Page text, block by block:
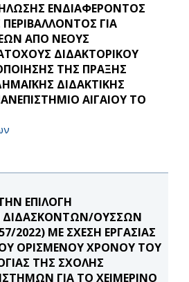
ΕΝΔΙΑΦΕΡΟΝΤΟΣ
ΓΙΑ
ΑΠΟ ΝΕΟΥΣ
ΔΙΔΑΚΤΟΡΙΚΟΥ
ΤΗΣ ΠΡΑΞΗΣ
ΔΙΔΑΚΤΙΚΗΣ
ΑΙΓΑΙΟΥ ΤΟ
ΕΠΙΛΟΓΗ
ΟΥΣΣΩΝ
2022) ΜΕ ΣΧΕΣΗ ΕΡΓΑΣΙΑΣ
ΟΡΙΣΜΕΝΟΥ ΧΡΟΝΟΥ ΤΟΥ
ΤΗΣ ΣΧΟΛΗΣ
ΓΙΑ ΤΟ ΧΕΙΜΕΡΙΝΟ